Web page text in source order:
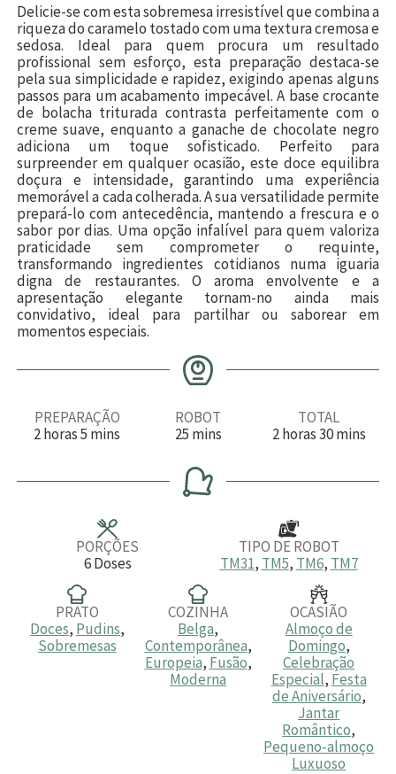
Delicie-se com esta sobremesa irresistível que combina a
riqueza do caramelo tostado com uma textura cremosa e
sedosa. Ideal para quem procura um resultado
profissional sem esforço, esta preparação destaca-se
pela sua simplicidade e rapidez, exigindo apenas alguns
passos para um acabamento impecável. A base crocante
de bolacha triturada contrasta perfeitamente com o
creme suave, enquanto a ganache de chocolate negro
adiciona um toque sofisticado. Perfeito para
surpreender em qualquer ocasião, este doce equilibra
doçura e intensidade, garantindo uma experiência
memorável a cada colherada. A sua versatilidade permite
prepará-lo com antecedência, mantendo a frescura e o
sabor por dias. Uma opção infalível para quem valoriza
praticidade sem comprometer o requinte,
transformando ingredientes cotidianos numa iguaria
digna de restaurantes. O aroma envolvente e a
apresentação elegante tornam-no ainda mais
convidativo, ideal para partilhar ou saborear em
momentos especiais.
PREPARAÇÃO
2h
a
horas5 m
u
mins
ROBOT
25m
n
u
t
mins
TOTAL
2h
a
horas30m
u
mins
PORÇÕES
6 Doses
TIPO DE ROBOT
TM31, TM5, TM6, TM7
PRATO
Doces, Pudins,
Sobremesas
COZINHA
Belga,
Contemporânea,
Europeia, Fusão,
Moderna
OCASIÃO
Almoço de
Domingo,
Celebração
Especial, Festa
de Aniversário,
Jantar
Romântico,
Pequeno-almoço
Luxuoso